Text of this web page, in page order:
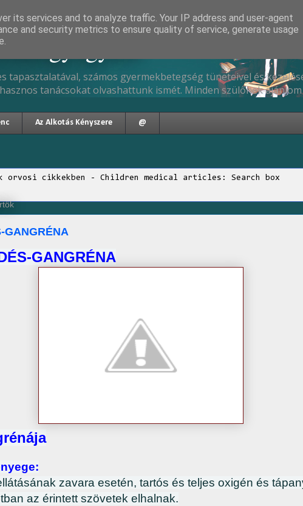
tapasztalatával, számos gyermekbetegség tüneteivel és
tanácsokat olvashattunk ismét. Minden szülőnek ajánlom
Az Alkotás Kényszere @
orvosi cikkekben - Children medical articles: Search box
GANGRÉNA
GANGRÉNA
zavara esetén, tartós és teljes oxigén és
az érintett szövetek elhalnak.
its services and to analyze traffic. Your IP address and user-agent
and security metrics to ensure quality of service, generate usage